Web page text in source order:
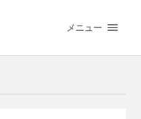
メニュー